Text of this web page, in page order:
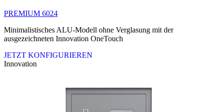
PREMIUM 6024
Minimalistisches ALU-Modell ohne Verglasung mit der
ausgezeichneten Innovation OneTouch
JETZT KONFIGURIEREN
Innovation